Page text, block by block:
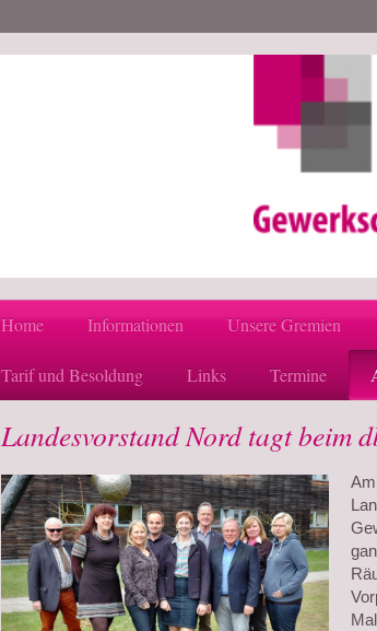
Home Informationen Unsere Gremien
Tarif und Besoldung Links Termine
Landesvorstand Nord tagt beim